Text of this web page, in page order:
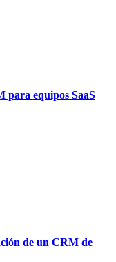
para equipos SaaS
de un CRM de